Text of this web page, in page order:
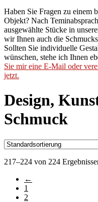
Haben Sie Fragen zu einem
Objekt? Nach
ausgewählte Stücke in
wir Ihnen auch die
Sollten Sie individuelle
wünschen, stehe ich Ihnen
Sie mir eine E-Mail oder
jetzt.
Design,
Schmuck
217–224 von 224
←
1
2